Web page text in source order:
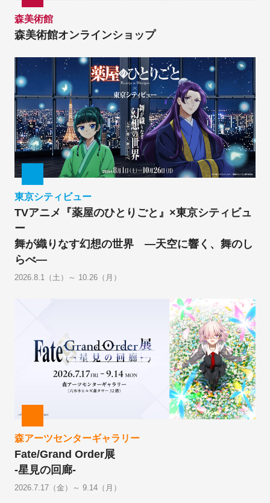
森美術館
森美術館オンラインショップ
東京シティビュー
TVアニメ『薬屋のひとりごと』×東京シティビュ
ー
舞が織りなす幻想の世界 ―天空に響く、舞のし
らべ―
2026.8.1（土）～ 10.26（月）
森アーツセンターギャラリー
Fate/Grand Order展
-星見の回廊-
2026.7.17（金）～ 9.14（月）